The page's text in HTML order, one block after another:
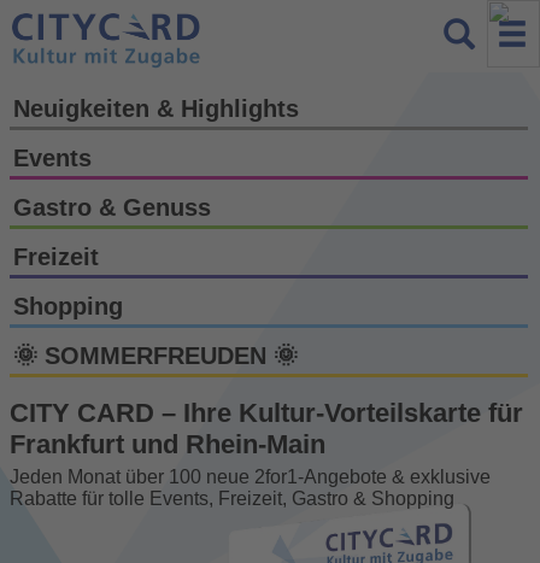
Neuigkeiten & Highlights
Events
Gastro & Genuss
Freizeit
Shopping
🌞 SOMMERFREUDEN 🌞
CITY CARD – Ihre Kultur-Vorteils­karte für
Frankfurt und Rhein-Main
Jeden Monat über 100 neue 2for1-Angebote & exklusive
Rabatte für tolle Events, Freizeit, Gastro & Shopping